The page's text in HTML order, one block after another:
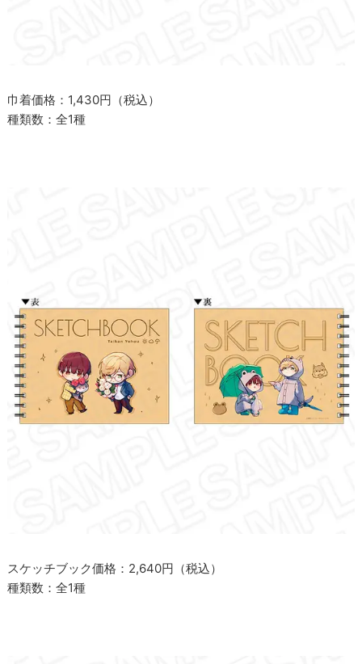
巾着価格：1,430円（税込）
種類数：全1種
スケッチブック価格：2,640円（税込）
種類数：全1種